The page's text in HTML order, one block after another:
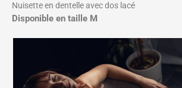
Nuisette en dentelle avec dos lacé
Disponible en taille M